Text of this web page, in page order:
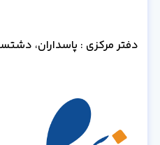
دفتر مرکزی : پاسداران،